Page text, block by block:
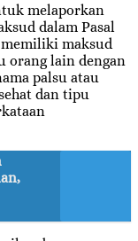
melaporkan
dalam Pasal
memiliki maksud
orang lain dengan
palsu atau
dan tipu